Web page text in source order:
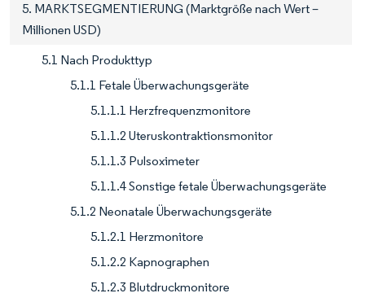
5. MARKTSEGMENTIERUNG (Marktgröße nach Wert –
Millionen USD)
5.1 Nach Produkttyp
5.1.1 Fetale Überwachungsgeräte
5.1.1.1 Herzfrequenzmonitore
5.1.1.2 Uteruskontraktionsmonitor
5.1.1.3 Pulsoximeter
5.1.1.4 Sonstige fetale Überwachungsgeräte
5.1.2 Neonatale Überwachungsgeräte
5.1.2.1 Herzmonitore
5.1.2.2 Kapnographen
5.1.2.3 Blutdruckmonitore